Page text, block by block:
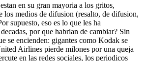
en su gran mayoria a los gritos,
los medios de difusion (resalto, de difusion,
supuesto, eso es lo que les ha
por que habrian de cambiar? Sin
se encienden: gigantes como Kodak se
Airlines pierde milones por una queja
en las redes sociales, los periodicos